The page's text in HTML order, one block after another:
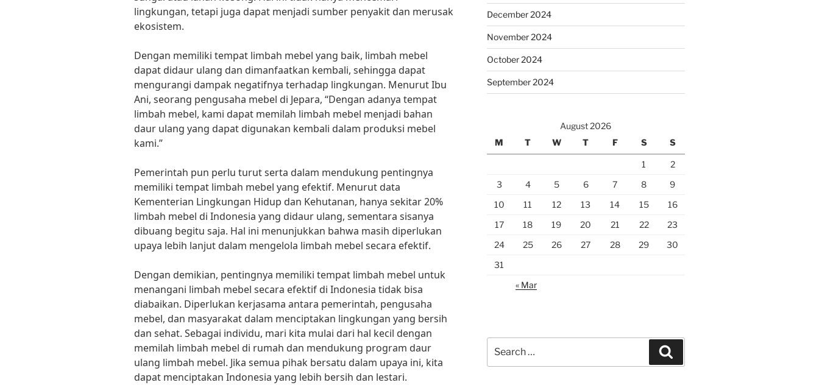
lingkungan, tetapi juga dapat menjadi sumber penyakit dan merusak
ekosistem.
Dengan memiliki tempat limbah mebel yang baik, limbah mebel
dapat didaur ulang dan dimanfaatkan kembali, sehingga dapat
mengurangi dampak negatifnya terhadap lingkungan. Menurut Ibu
Ani, seorang pengusaha mebel di Jepara, “Dengan adanya tempat
limbah mebel, kami dapat memilah limbah mebel menjadi bahan
daur ulang yang dapat digunakan kembali dalam produksi mebel
kami.”
Pemerintah pun perlu turut serta dalam mendukung pentingnya
memiliki tempat limbah mebel yang efektif. Menurut data
Kementerian Lingkungan Hidup dan Kehutanan, hanya sekitar 20%
limbah mebel di Indonesia yang didaur ulang, sementara sisanya
dibuang begitu saja. Hal ini menunjukkan bahwa masih diperlukan
upaya lebih lanjut dalam mengelola limbah mebel secara efektif.
Dengan demikian, pentingnya memiliki tempat limbah mebel untuk
menangani limbah mebel secara efektif di Indonesia tidak bisa
diabaikan. Diperlukan kerjasama antara pemerintah, pengusaha
mebel, dan masyarakat dalam menciptakan lingkungan yang bersih
dan sehat. Sebagai individu, mari kita mulai dari hal kecil dengan
memilah limbah mebel di rumah dan mendukung program daur
ulang limbah mebel. Jika semua pihak bersatu dalam upaya ini, kita
dapat menciptakan Indonesia yang lebih bersih dan lestari.
December 2024
November 2024
October 2024
September 2024
August 2026
M
T W T F S S
1
2
3
4 5 6 7 8
9
10
11 12 13 14 15
16
17
18 19 20 21 22
23
24
25 26 27 28 29
30
31
« Mar
for: